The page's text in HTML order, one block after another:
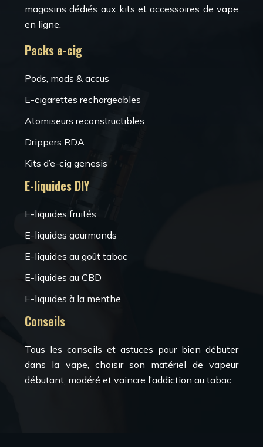
magasins dédiés aux kits et accessoires de vape
en ligne.
Packs e-cig
Pods, mods & accus
E-cigarettes rechargeables
Atomiseurs reconstructibles
Drippers RDA
Kits d’e-cig genesis
E-liquides DIY
E-liquides fruités
E-liquides gourmands
E-liquides au goût tabac
E-liquides au CBD
E-liquides à la menthe
Conseils
Tous les conseils et astuces pour bien débuter
dans la vape, choisir son matériel de vapeur
débutant, modéré et vaincre l’addiction au tabac.